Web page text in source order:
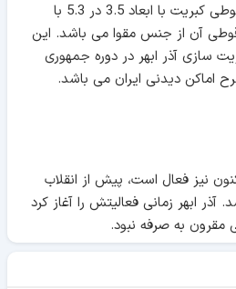
این سری شامل 27 عدد قوطی کبریت با ابعاد 3.5 در 5.3 با
و قوطی آن از جنس مقوا می باشد. این
آذر ابهر در دوره جمهوری
اماکن دیدنی ایران می باشد.
نیز فعال است، پیش از انقلاب
اندازی شد. آذر ابهر زمانی فعالیتش را آغاز کرد
مقرون به صرفه نبود.